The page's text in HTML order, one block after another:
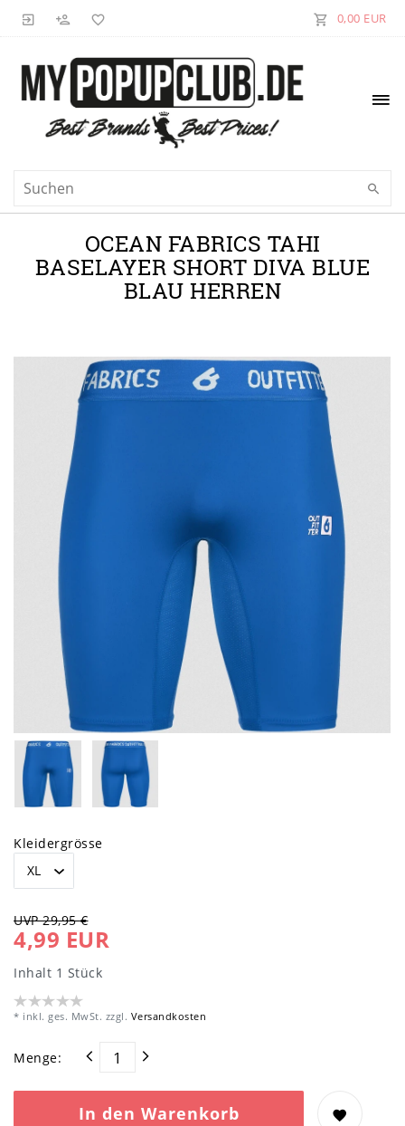
0,00 EUR
OCEAN FABRICS TAHI
BASELAYER SHORT DIVA BLUE
BLAU HERREN
Kleidergrösse
UVP 29,95 €
4,99 EUR
Inhalt 1 Stück
* inkl. ges. MwSt. zzgl. Versandkosten
Menge:
In den Warenkorb